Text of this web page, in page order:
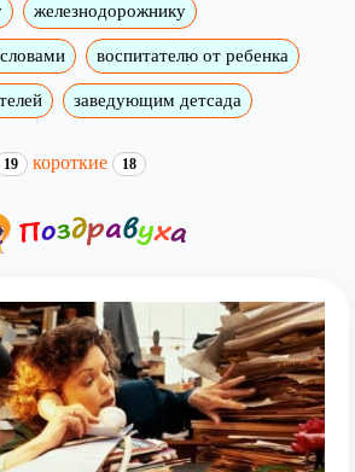
железнодорожнику
воспитателю от ребенка
заведующим детсада
19 короткие 18